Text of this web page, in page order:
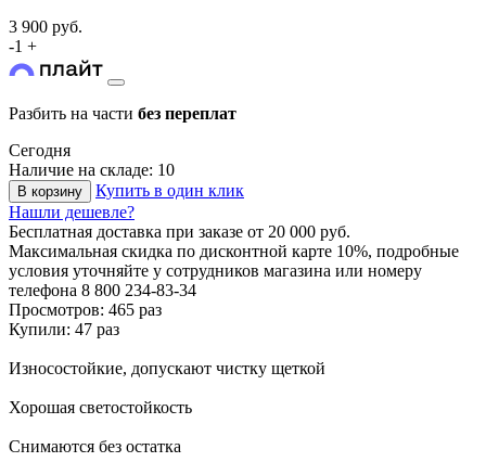
3 900 руб.
-1 +
Разбить на части без переплат
Сегодня
Наличие на складе: 10
В корзину
Купить в один клик
Нашли дешевле?
Бесплатная доставка при заказе от 20 000 руб.
Максимальная скидка по дисконтной карте 10%, подробные
условия уточняйте у сотрудников магазина или номеру
телефона 8 800 234-83-34
Просмотров: 465 раз
Купили: 47 раз
Износостойкие, допускают чистку щеткой
Хорошая светостойкость
Снимаются без остатка